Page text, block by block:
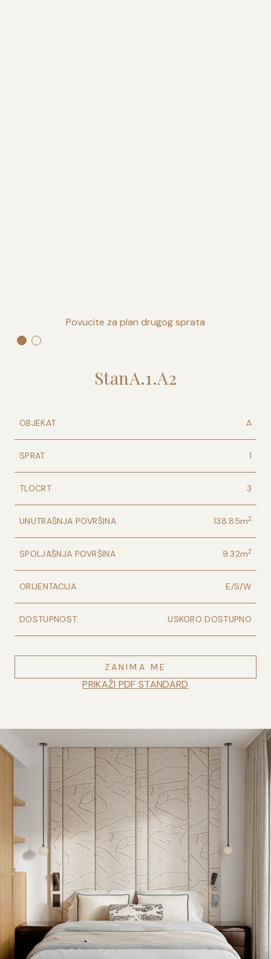
StanA.1.A2
OBJEKAT A
SPRAT 1
TLOCRT 3
UNUTRAŠNJA POVRŠINA 138.85m2
SPOLJAŠNJA POVRŠINA 9.32m2
ORIJENTACIJA E/S/W
DOSTUPNOST: USKORO DOSTUPNO
ZANIMA ME
PRIKAŽI PDF STANDARD
Povucite za plan drugog sprata